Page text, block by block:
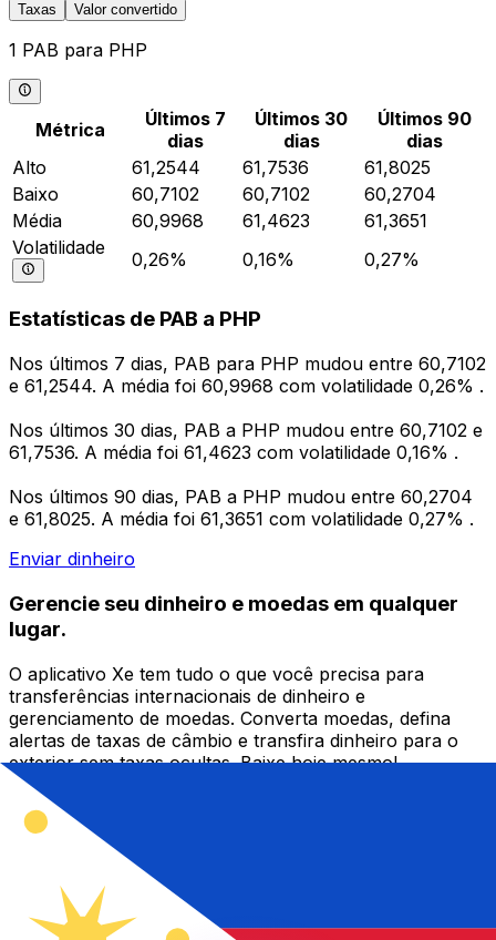
Taxas Valor convertido
1 PAB para PHP
Métrica
Últimos 7
dias
Últimos 30
dias
Últimos 90
dias
Alto
61,2544 61,7536
61,8025
Baixo
60,7102 60,7102
60,2704
Média
60,9968 61,4623
61,3651
Volatilidade
0,26% 0,16% 0,27%
Estatísticas de PAB a PHP
Nos últimos 7 dias, PAB para PHP mudou entre 60,7102
e 61,2544. A média foi 60,9968 com volatilidade 0,26% .
Nos últimos 30 dias, PAB a PHP mudou entre 60,7102 e
61,7536. A média foi 61,4623 com volatilidade 0,16% .
Nos últimos 90 dias, PAB a PHP mudou entre 60,2704
e 61,8025. A média foi 61,3651 com volatilidade 0,27% .
Enviar dinheiro
Gerencie seu dinheiro e moedas em qualquer
lugar.
O aplicativo Xe tem tudo o que você precisa para
transferências internacionais de dinheiro e
gerenciamento de moedas. Converta moedas, defina
alertas de taxas de câmbio e transfira dinheiro para o
exterior sem taxas ocultas. Baixe hoje mesmo!